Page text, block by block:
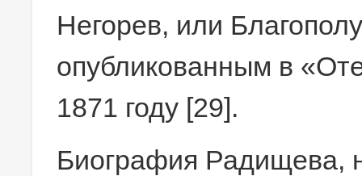
Негорев, или
опубликованным в
1871 году [29].
Биография Радищева,